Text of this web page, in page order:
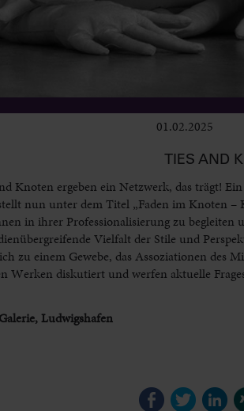
01.02.2025
TIES AND
Knoten ergeben ein Netzwerk, das trägt!
nun unter dem Titel „Faden im Knoten –
in ihrer Professionalisierung zu
Vielfalt der Stile und
zu einem Gewebe, das Assoziationen des
Werken diskutiert und werfen aktuelle
Ludwigshafen
FacebookTwitter